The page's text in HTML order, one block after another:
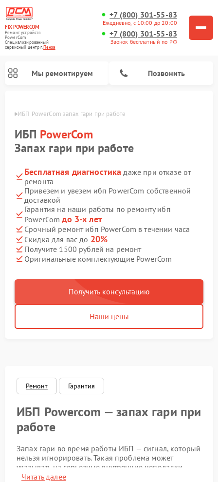
FIX-POWERCOM
Ремонт устройств
PowerCom
Специализированный
cервисный центр г.Пенза
+7 (800) 301-55-83
Ежедневно, с 10:00 до 20:00
+7 (800) 301-55-83
Звонок бесплатный по РФ
Мы ремонтируем Позвонить
ИБП PowerCom запах гари при работе
ИБП PowerCom
Запах гари при работе
Бесплатная диагностика даже при отказе от
ремонта
Привезем и увезем ибп PowerCom собственной
доставкой
Гарантия на наши работы по ремонту ибп
PowerComдо 3-х лет
Срочный ремонт ибп PowerCom в течении часа
Скидка для вас до 20%
Получите 1500 рублей на ремонт
Оригинальные комплектующие PowerCom
Получить консультацию
Наши цены
Ремонт Гарантия
ИБП Powercom — запах гари при
работе
Запах гари во время работы ИБП — сигнал, который
нельзя игнорировать. Такая проблема может
указывать на серьезные внутренние неполадки,
способные привести к выходу бесперебойника из
Читать далее